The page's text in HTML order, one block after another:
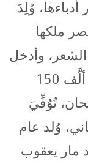
وُلِدَ
في قصر ملكها
وأدخل
الموسيقا والأناشيد إلى الكنيسة، ألَّف 150
تُوُفِّيَ
وُلد عام
مار يعقوب